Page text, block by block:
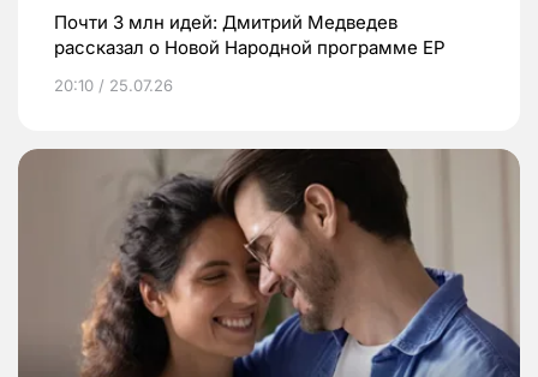
Почти 3 млн идей: Дмитрий Медведев
рассказал о Новой Народной программе ЕР
20:10 / 25.07.26